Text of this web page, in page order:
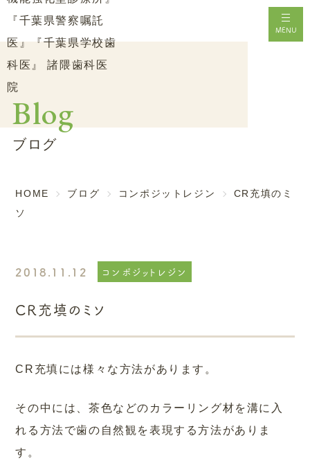
MENUメニ
Blog
ブログ
HOME ブログ コンポジットレジン
CR充填のミ
ソ
2018.11.12 コンポジットレジン
CR充填のミソ
CR充填には様々な方法があります。
その中には、茶色などのカラーリング材を溝に入
れる方法で歯の自然観を表現する方法がありま
す。